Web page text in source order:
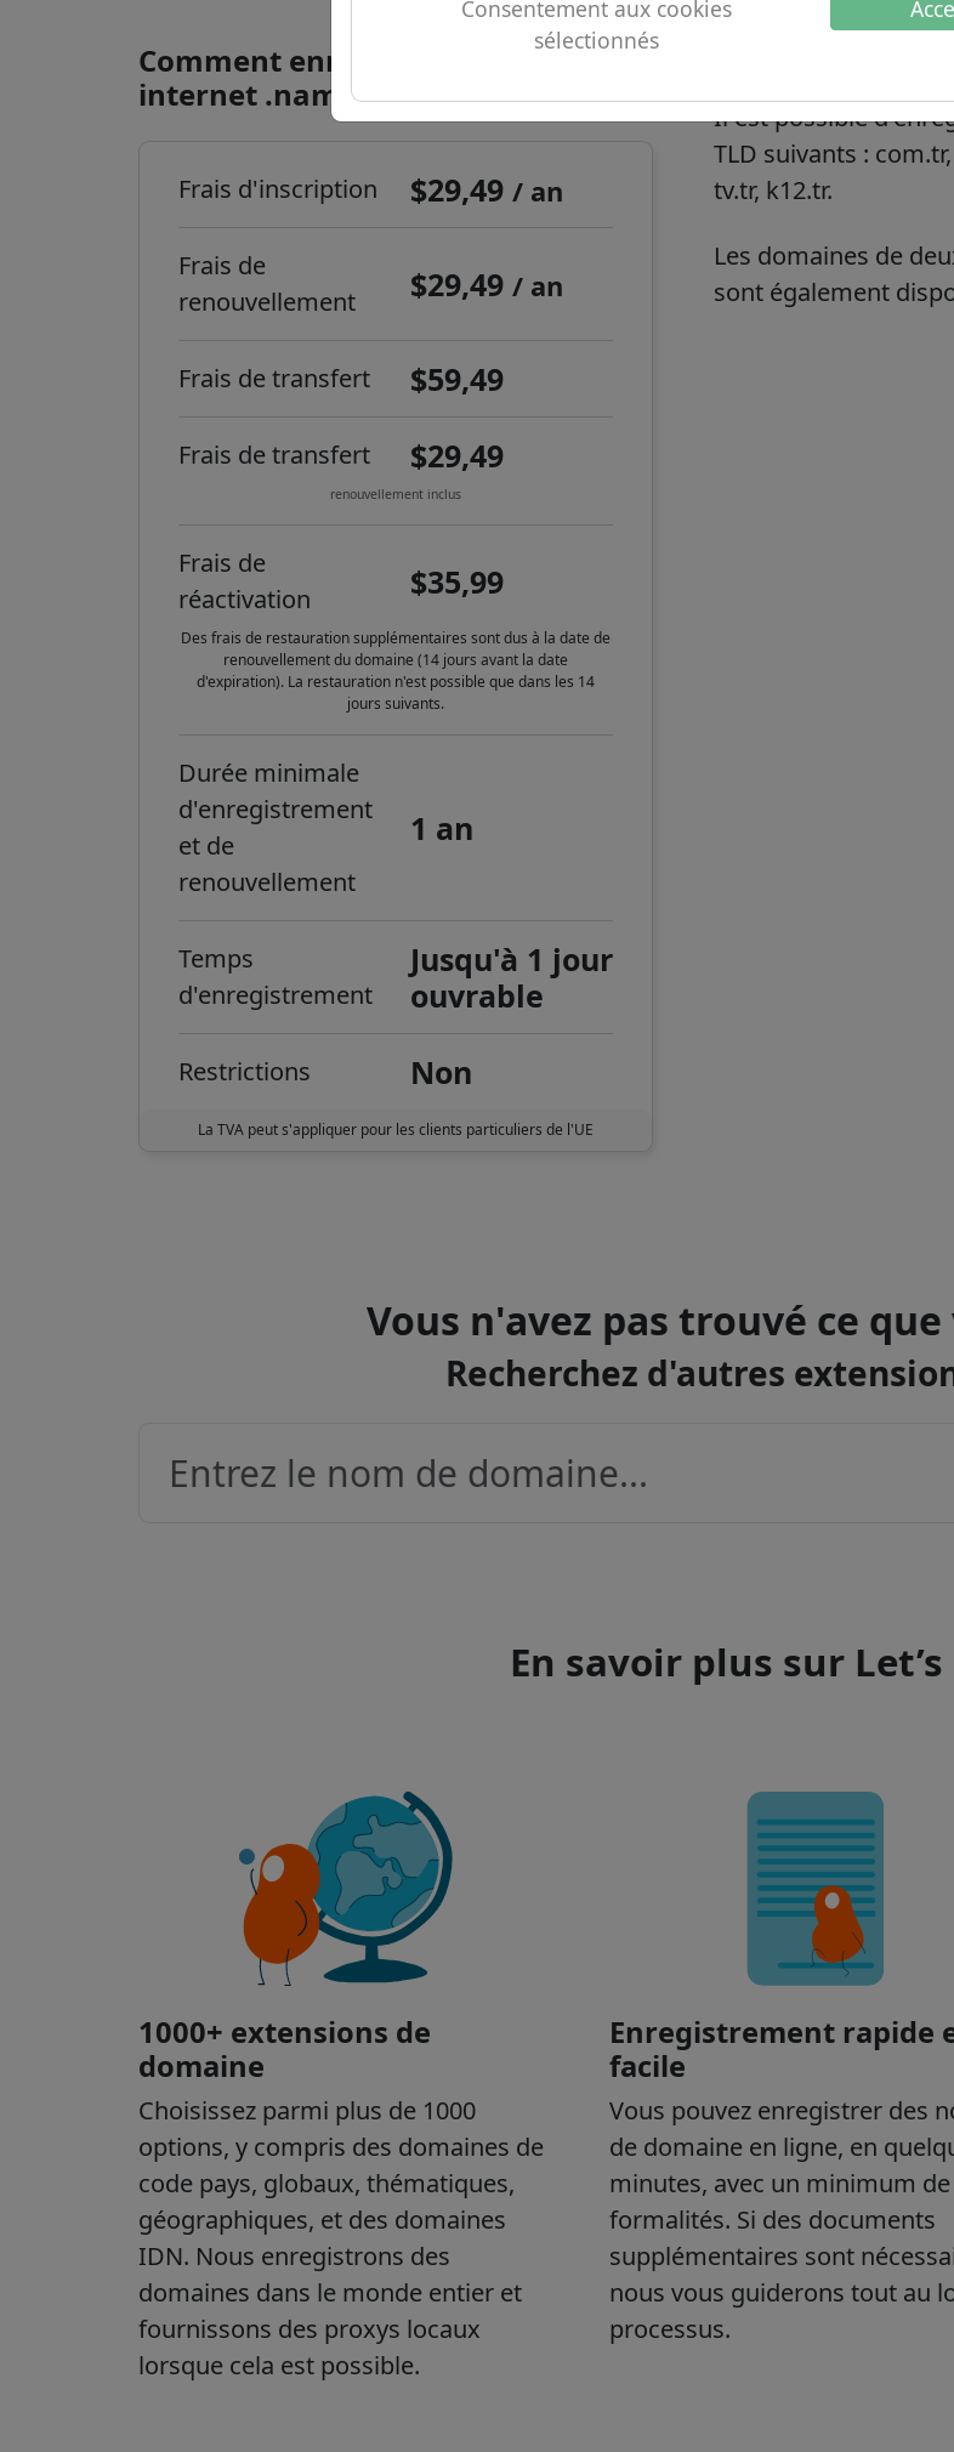
Consentement aux cookies
sélectionnés
Comment enregistrer un domaine
internet .name.tr ?
Frais d'inscription $29,49/ an
Frais de
renouvellement
$29,49/ an
Frais de transfert $59,49
Frais de transfert $29,49
renouvellement inclus
Frais de
réactivation
$35,99
Des frais de restauration supplémentaires sont dus à la date de
renouvellement du domaine (14 jours avant la date
d'expiration). La restauration n'est possible que dans les 14
jours suivants.
Durée minimale
d'enregistrement
et de
renouvellement
1 an
Temps
d'enregistrement
Jusqu'à 1 jour
ouvrable
Restrictions Non
La TVA peut s'appliquer pour les clients particuliers de l'UE
.name.tr
Il est possible
TLD suivants :
tv.tr, k12.tr.
Les domaines de
sont également
Vous n'avez pas trouvé ce
Recherchez d'autres